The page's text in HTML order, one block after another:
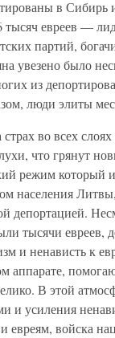
в Сибирь
евреев —
партий,
увезено было
из
люди элиты
во всех
что грянут
режим который
населения
депортацией.
тысячи евреев,
и ненависть к
аппарате,
В этой
и усиления
евреям, войска